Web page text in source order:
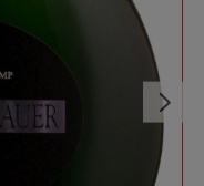
7
9
von:
bis: